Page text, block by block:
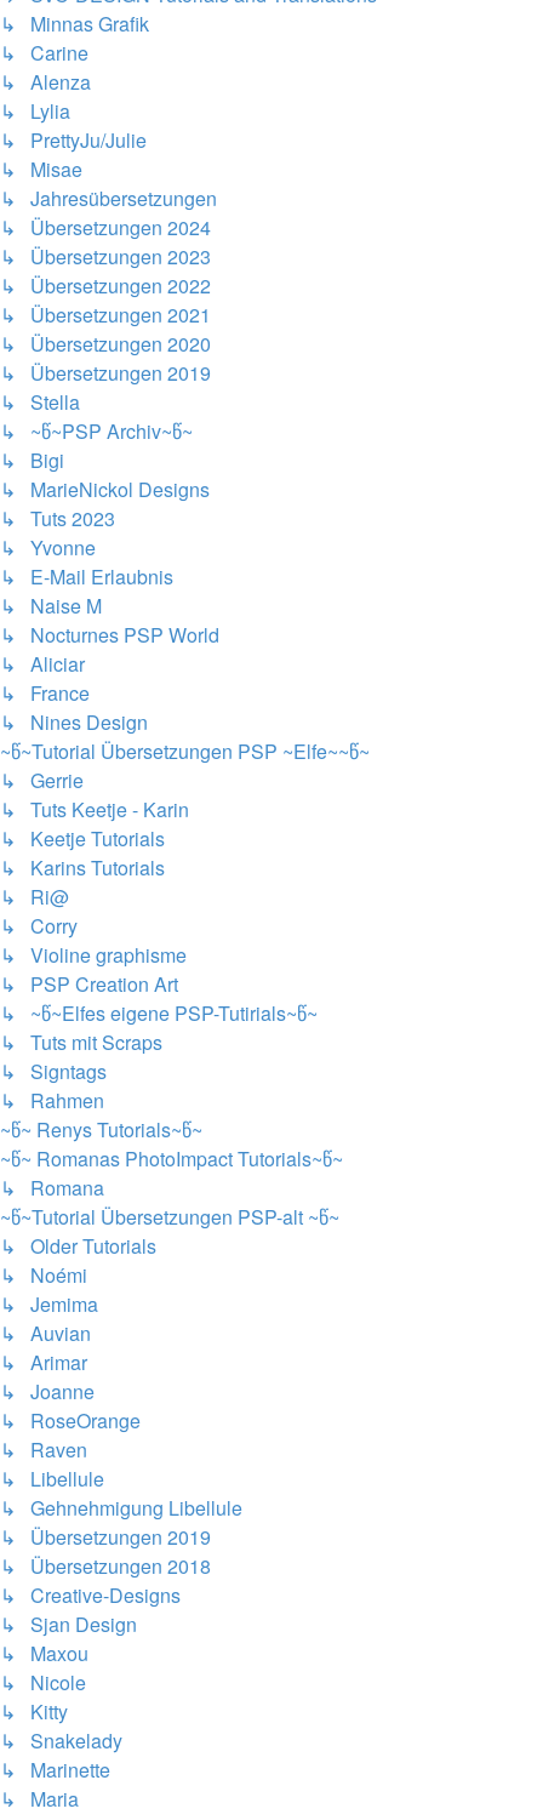
↳ Minnas Grafik
↳ Carine
↳ Alenza
↳ Lylia
↳ PrettyJu/Julie
↳ Misae
↳ Jahresübersetzungen
↳ Übersetzungen 2024
↳ Übersetzungen 2023
↳ Übersetzungen 2022
↳ Übersetzungen 2021
↳ Übersetzungen 2020
↳ Übersetzungen 2019
↳ Stella
↳ ~წ~PSP Archiv~წ~
↳ Bigi
↳ MarieNickol Designs
↳ Tuts 2023
↳ Yvonne
↳ E-Mail Erlaubnis
↳ Naise M
↳ Nocturnes PSP World
↳ Aliciar
↳ France
↳ Nines Design
~წ~Tutorial Übersetzungen PSP ~Elfe~~წ~
↳ Gerrie
↳ Tuts Keetje - Karin
↳ Keetje Tutorials
↳ Karins Tutorials
↳ Ri@
↳ Corry
↳ Violine graphisme
↳ PSP Creation Art
↳ ~წ~Elfes eigene PSP-Tutirials~წ~
↳ Tuts mit Scraps
↳ Signtags
↳ Rahmen
~წ~ Renys Tutorials~წ~
~წ~ Romanas PhotoImpact Tutorials~წ~
↳ Romana
~წ~Tutorial Übersetzungen PSP-alt ~წ~
↳ Older Tutorials
↳ Noémi
↳ Jemima
↳ Auvian
↳ Arimar
↳ Joanne
↳ RoseOrange
↳ Raven
↳ Libellule
↳ Gehnehmigung Libellule
↳ Übersetzungen 2019
↳ Übersetzungen 2018
↳ Creative-Designs
↳ Sjan Design
↳ Maxou
↳ Nicole
↳ Kitty
↳ Snakelady
↳ Marinette
↳ Maria